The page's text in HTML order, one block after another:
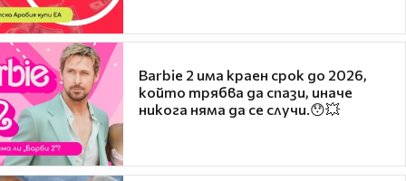
Barbie 2 има краен срок до 2026,
който трябва да спази, иначе
никога няма да се случи.😯💥